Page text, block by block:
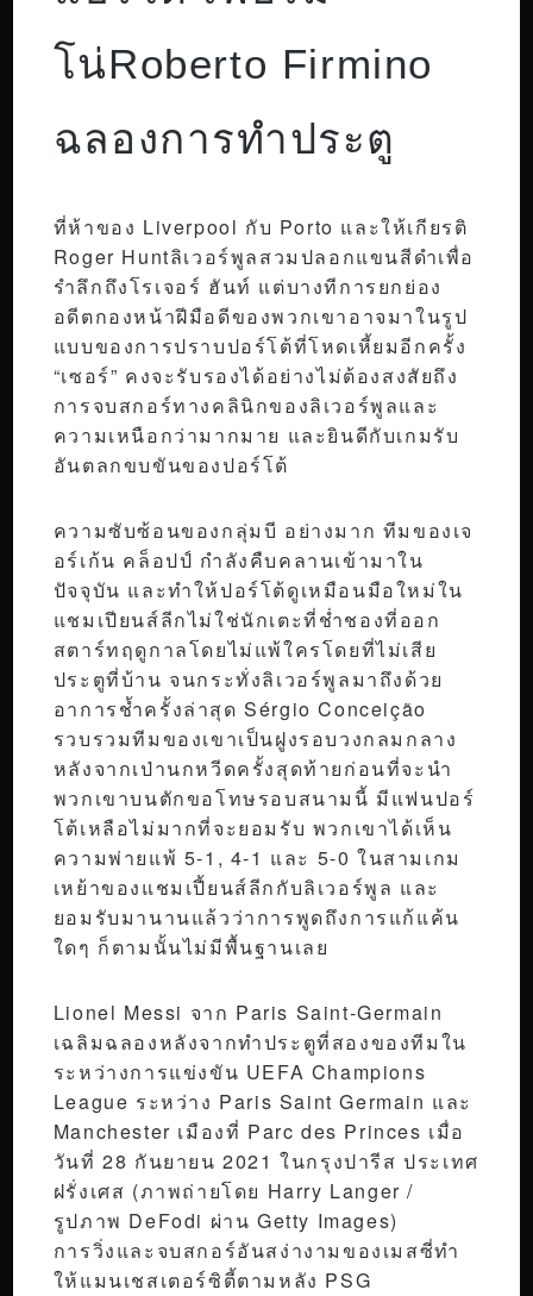
โน่Roberto Firmino
ฉลองการทำประตู
ที่ห้าของ Liverpool กับ Porto และให้เกียรติ
Roger Huntลิเวอร์พูลสวมปลอกแขนสีดำเพื่อ
รำลึกถึงโรเจอร์ ฮันท์ แต่บางทีการยกย่อง
อดีตกองหน้าฝีมือดีของพวกเขาอาจมาในรูป
แบบของการปราบปอร์โต้ที่โหดเหี้ยมอีกครั้ง
“เซอร์” คงจะรับรองได้อย่างไม่ต้องสงสัยถึง
การจบสกอร์ทางคลินิกของลิเวอร์พูลและ
ความเหนือกว่ามากมาย และยินดีกับเกมรับ
อันตลกขบขันของปอร์โต้
ความซับซ้อนของกลุ่มบี อย่างมาก ทีมของเจ
อร์เก้น คล็อปป์ กำลังคืบคลานเข้ามาใน
ปัจจุบัน และทำให้ปอร์โต้ดูเหมือนมือใหม่ใน
แชมเปียนส์ลีกไม่ใช่นักเตะที่ช่ำชองที่ออก
สตาร์ทฤดูกาลโดยไม่แพ้ใครโดยที่ไม่เสีย
ประตูที่บ้าน จนกระทั่งลิเวอร์พูลมาถึงด้วย
อาการช้ำครั้งล่าสุด Sérgio Conceição
รวบรวมทีมของเขาเป็นฝูงรอบวงกลมกลาง
หลังจากเป่านกหวีดครั้งสุดท้ายก่อนที่จะนำ
พวกเขาบนตักขอโทษรอบสนามนี้ มีแฟนปอร์
โต้เหลือไม่มากที่จะยอมรับ พวกเขาได้เห็น
ความพ่ายแพ้ 5-1, 4-1 และ 5-0 ในสามเกม
เหย้าของแชมเปี้ยนส์ลีกกับลิเวอร์พูล และ
ยอมรับมานานแล้วว่าการพูดถึงการแก้แค้น
ใดๆ ก็ตามนั้นไม่มีพื้นฐานเลย
Lionel Messi จาก Paris Saint-Germain
เฉลิมฉลองหลังจากทำประตูที่สองของทีมใน
ระหว่างการแข่งขัน UEFA Champions
League ระหว่าง Paris Saint Germain และ
Manchester เมืองที่ Parc des Princes เมื่อ
วันที่ 28 กันยายน 2021 ในกรุงปารีส ประเทศ
ฝรั่งเศส (ภาพถ่ายโดย Harry Langer /
รูปภาพ DeFodi ผ่าน Getty Images)
การวิ่งและจบสกอร์อันสง่างามของเมสซี่ทำ
ให้แมนเชสเตอร์ซิตี้ตามหลัง PSG